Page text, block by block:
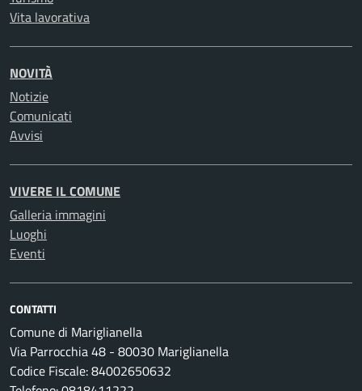
Vita lavorativa
NOVITÀ
Notizie
Comunicati
Avvisi
VIVERE IL COMUNE
Galleria immagini
Luoghi
Eventi
CONTATTI
Comune di Mariglianella
Via Parrocchia 48 - 80030 Mariglianella
Codice Fiscale: 84002650632